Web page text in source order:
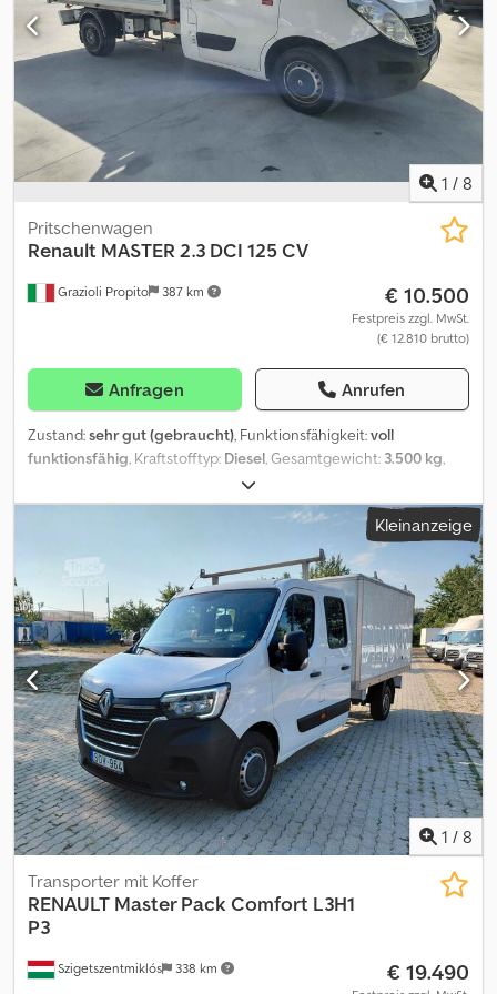
1 / 8
Grazioli Propito 387 km
Pritschenwagen
Renault MASTER 2.3 DCI 125 CV
€ 10.500
Festpreis zzgl. MwSt.
(€ 12.810 brutto)
Anfragen Anrufen
Zustand:sehr gut (gebraucht), Funktionsfähigkeit:voll
funktionsfähig, Kraftstofftyp: Diesel, Gesamtgewicht: 3.500 kg,
, Federung:
mm, Gesamtbreite:2.350 mm, Baujahr:2017, RENAULT MASTER 2.3
92 kW 125 PS EURO 5B, fest aufgebauter Kastenaufbau – Baujahr
2017 – Kilometerstand 172.164 – Innenlänge 3280 mm –
Innenbreite 2020 mm – Höhe der Seitenwände 400 mm – Nutzlast
1650 kg – ABS – Klimaanlage – Elektrische Fensterheber –
Gepäckablage – Zentralverriegelung – Für weitere Informationen
kontaktieren Sie bitte Davide unter 3356514297. Credpfx Ahozr Rc
Dogsf
Kleinanzeige
1 / 8
Szigetszentmiklós 338 km
Transporter mit Koffer
RENAULT Master Pack Comfort L3H1
P3
€ 19.490